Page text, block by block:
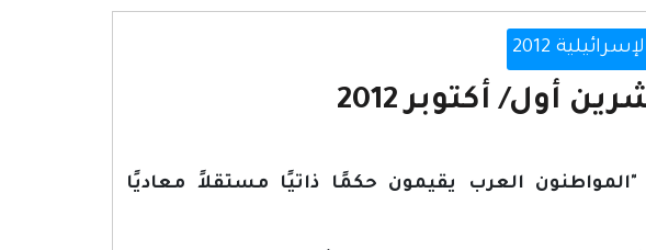
2012
أول/ أكتوبر 2012
"ماكور ريشون"؛ بتاريخ 2.10.2012؛ "المواطنون العرب يقيمون حكمًا ذاتيًا مستقلاً معاديًا